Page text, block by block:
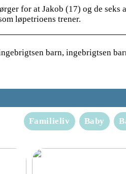
for at Jakob (17) og de seks
løpetrioens trener.
barn, ingebrigtsen
Familieliv Baby